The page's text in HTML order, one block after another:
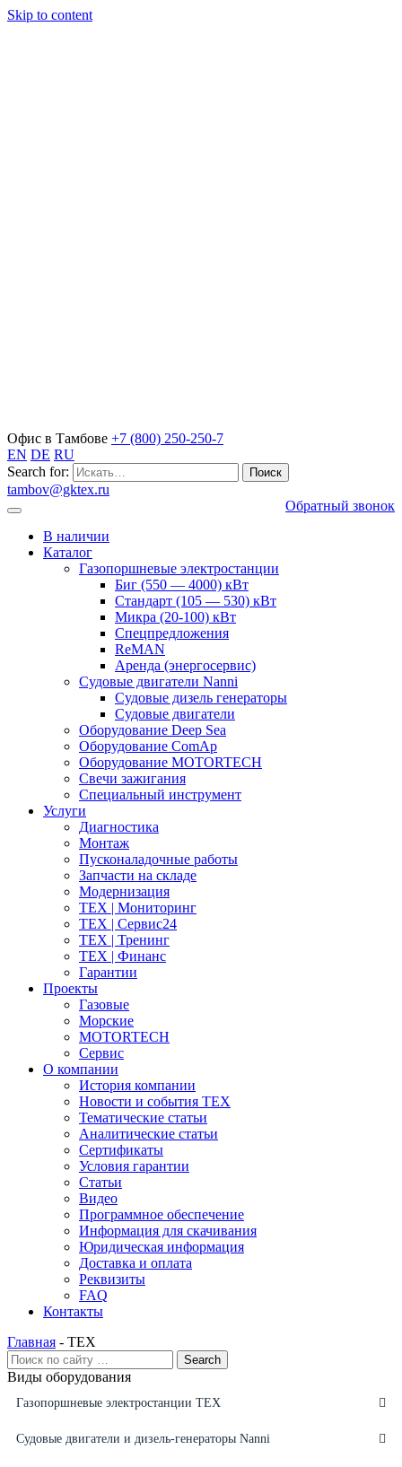
Skip to content
Офис в Тамбове +7 (800) 250-250-7
EN DE RU
Search for:
tambov@gktex.ru
Обратный звонок
В наличии
Каталог
Газопоршневые электростанции
Биг (550 — 4000) кВт
Стандарт (105 — 530) кВт
Микра (20-100) кВт
Спецпредложения
ReMAN
Аренда (энергосервис)
Судовые двигатели Nanni
Судовые дизель генераторы
Судовые двигатели
Оборудование Deep Sea
Оборудование ComAp
Оборудование MOTORTECH
Свечи зажигания
Специальный инструмент
Услуги
Диагностика
Монтаж
Пусконаладочные работы
Запчасти на складе
Модернизация
ТЕХ | Мониторинг
ТЕХ | Сервис24
ТЕХ | Тренинг
ТЕХ | Финанс
Гарантии
Проекты
Газовые
Морские
MOTORTECH
Сервис
О компании
История компании
Новости и события ТЕХ
Тематические статьи
Аналитические статьи
Сертификаты
Условия гарантии
Статьи
Видео
Программное обеспечение
Информация для скачивания
Юридическая информация
Доставка и оплата
Реквизиты
FAQ
Контакты
Главная - ТЕХ
Виды оборудования
Газопоршневые электростанции ТЕХ
Судовые двигатели и дизель-генераторы Nanni